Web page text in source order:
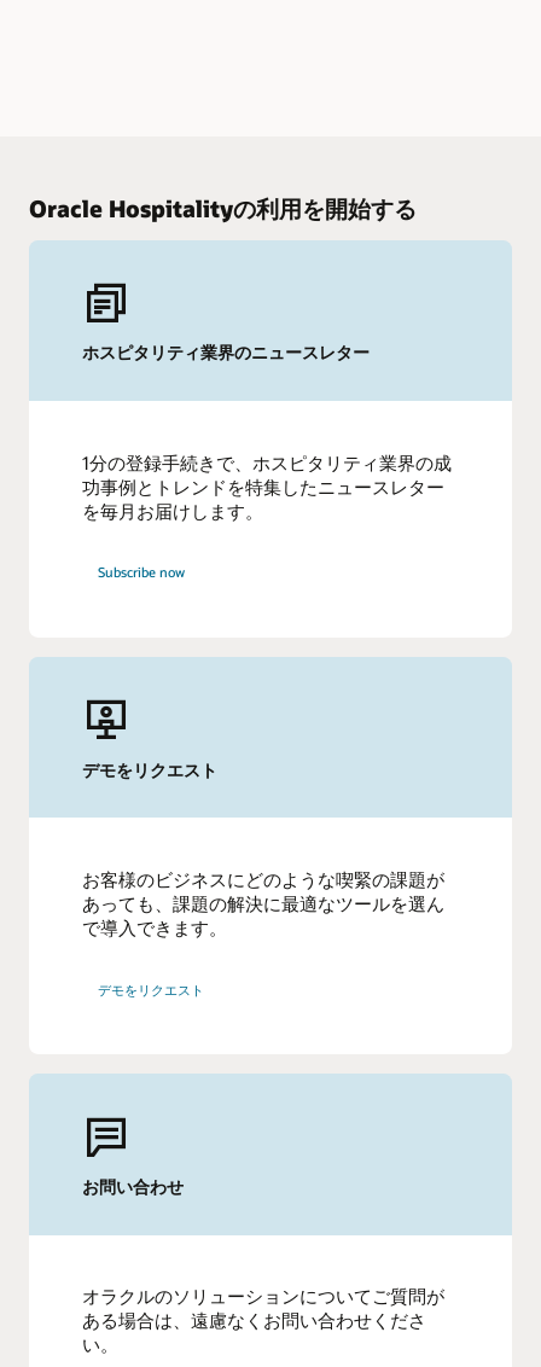
Oracle Hospitalityの利用を開始する
ホスピタリティ業界のニュースレター
1分の登録手続きで、ホスピタリティ業界の成
功事例とトレンドを特集したニュースレター
を毎月お届けします。
Subscribe now
デモをリクエスト
お客様のビジネスにどのような喫緊の課題が
あっても、課題の解決に最適なツールを選ん
で導入できます。
デモをリクエスト
お問い合わせ
オラクルのソリューションについてご質問が
ある場合は、遠慮なくお問い合わせくださ
い。